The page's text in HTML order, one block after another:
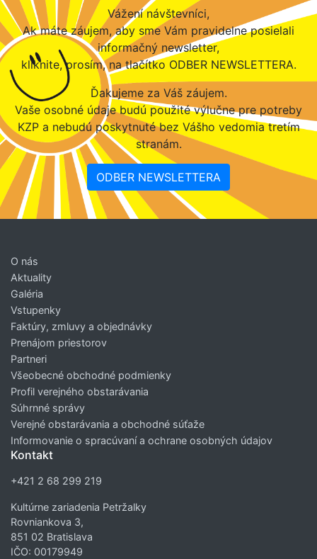
Vážení návštevníci,
Ak máte záujem, aby sme Vám pravidelne posielali
informačný newsletter,
kliknite, prosím, na tlačítko ODBER NEWSLETTERA.
Ďakujeme za Váš záujem.
Vaše osobné údaje budú použité výlučne pre potreby
KZP a nebudú poskytnuté bez Vášho vedomia tretím
stranám.
ODBER NEWSLETTERA
O nás
Aktuality
Galéria
Vstupenky
Faktúry, zmluvy a objednávky
Prenájom priestorov
Partneri
Všeobecné obchodné podmienky
Profil verejného obstarávania
Súhrnné správy
Verejné obstarávania a obchodné súťaže
Informovanie o spracúvaní a ochrane osobných údajov
Kontakt
+421 2 68 299 219
Kultúrne zariadenia Petržalky
Rovniankova 3,
851 02 Bratislava
IČO: 00179949